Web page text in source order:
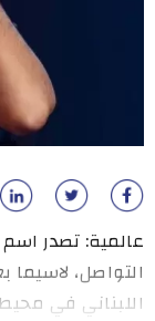
عالمية: تصدر
التواصل،
اللبناني في